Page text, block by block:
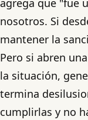
agrega que "fue
nosotros. Si
mantener la
Pero si abren
la situación,
termina
cumplirlas y no